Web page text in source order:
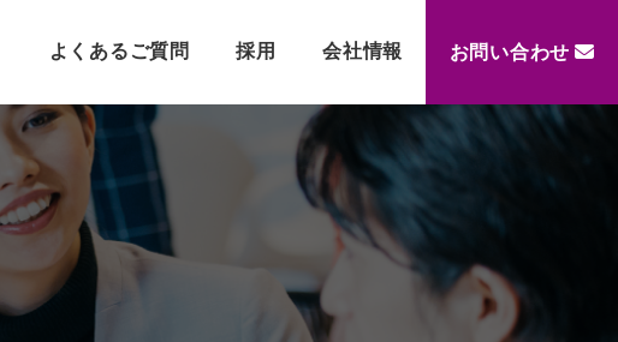
よくあるご質問 採用 会社情報 お問い合わせ